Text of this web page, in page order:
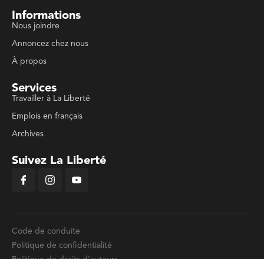
Informations
Nous joindre
Annoncez chez nous
À propos
Services
Travailler à La Liberté
Emplois en français
Archives
Suivez La Liberté
Code de conduite
Politique de confidentialité